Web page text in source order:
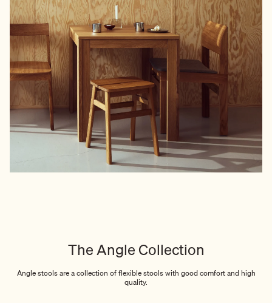
The Angle Collection
Angle stools are a collection of flexible stools with good comfort and high
quality.